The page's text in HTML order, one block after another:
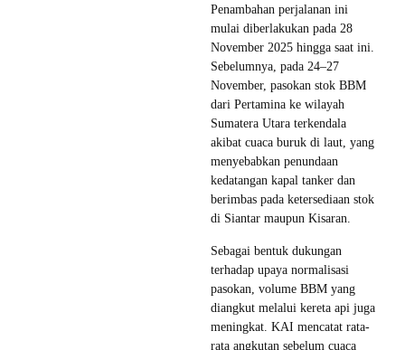
Penambahan perjalanan ini
mulai diberlakukan pada 28
November 2025 hingga saat ini.
Sebelumnya, pada 24–27
November, pasokan stok BBM
dari Pertamina ke wilayah
Sumatera Utara terkendala
akibat cuaca buruk di laut, yang
menyebabkan penundaan
kedatangan kapal tanker dan
berimbas pada ketersediaan stok
di Siantar maupun Kisaran.
Sebagai bentuk dukungan
terhadap upaya normalisasi
pasokan, volume BBM yang
diangkut melalui kereta api juga
meningkat. KAI mencatat rata-
rata angkutan sebelum cuaca